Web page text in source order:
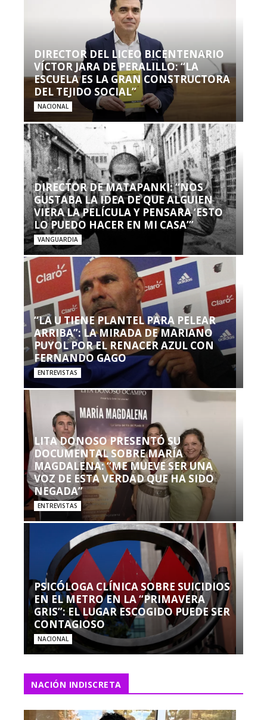
DIRECTOR DEL LICEO BICENTENARIO
VÍCTOR JARA DE PERALILLO: “LA
ESCUELA ES LA GRAN CONSTRUCTORA
DEL TEJIDO SOCIAL”
NACIONAL
DIRECTOR DE MATAPANKI: “NOS
GUSTABA LA IDEA DE QUE ALGUIEN
VIERA LA PELÍCULA Y PENSARA ‘ESTO
LO PUEDO HACER EN MI CASA’”
VANGUARDIA
“LA U TIENE PLANTEL PARA PELEAR
ARRIBA”: LA MIRADA DE MARIANO
PUYOL POR EL RENACER AZUL CON
FERNANDO GAGO
ENTREVISTAS
LITA DONOSO PRESENTÓ SU
DOCUMENTAL SOBRE MARÍA
MAGDALENA: “ME MUEVE SER UNA
VOZ DE ESTA VERDAD QUE HA SIDO
NEGADA”
ENTREVISTAS
PSICÓLOGA CLÍNICA SOBRE SUICIDIOS
EN EL METRO EN LA “PRIMAVERA
GRIS”: EL LUGAR ESCOGIDO PUEDE SER
CONTAGIOSO
NACIONAL
NACIÓN INDISCRETA